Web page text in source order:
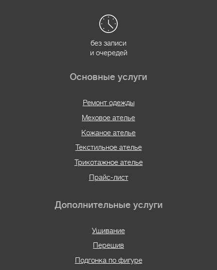
без записи
и очередей
Основные услуги
Ремонт одежды
Меховое ателье
Кожаное ателье
Текстильное ателье
Трикотажное ателье
Прайс-лист
Дополнительные услуги
Ушивание
Перешив
Подгонка по фигуре